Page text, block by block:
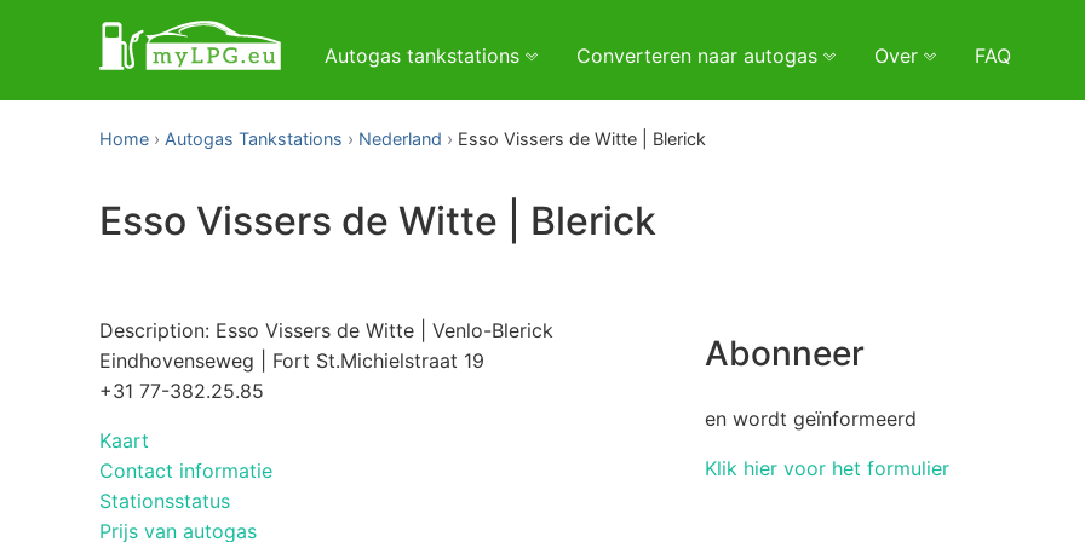
Autogas tankstations Converteren naar autogas Over FAQ
Home Autogas Tankstations Nederland Esso Vissers de Witte | Blerick
Esso Vissers de Witte | Blerick
Description: Esso Vissers de Witte | Venlo-Blerick
Eindhovenseweg | Fort St.Michielstraat 19
+31 77-382.25.85
Kaart
Contact informatie
Stationsstatus
Prijs van autogas
Abonneer
en wordt geïnformeerd
Klik hier voor het formulier